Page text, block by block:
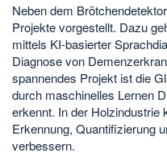
Neben dem
Projekte vorgestellt. Dazu
mittels KI-basierter
Diagnose von
spannendes Projekt ist die
durch maschinelles Lernen
erkennt. In der Holzindustrie
Erkennung, Quantifizierung
verbessern.